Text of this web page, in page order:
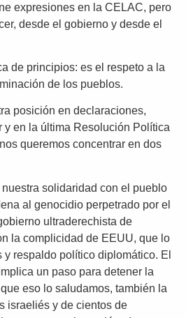
expresiones en la CELAC, pero
desde el gobierno y desde el
de principios: es el respeto a la
de los pueblos.
posición en declaraciones,
en la última Resolución Política
queremos concentrar en dos
solidaridad con el pueblo
al genocidio perpetrado por el
ultraderechista de
la complicidad de EEUU, que lo
respaldo político diplomático. El
un paso para detener la
eso lo saludamos, también la
israeliés y de cientos de